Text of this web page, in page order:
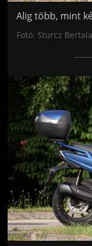
Alig több, mint
Fotó: Sturcz